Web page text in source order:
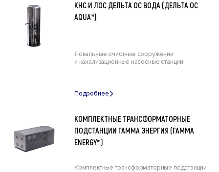
КНС И ЛОС ДЕЛЬТА ОС ВОДА (ДЕЛЬТА ОС
AQUA™)
Локальные очистные сооружении
и канализационные насосные станции
КОМПЛЕКТНЫЕ ТРАНСФОРМАТОРНЫЕ
ПОДСТАНЦИИ ГАММА ЭНЕРГИЯ (ГАММА
ENERGY™)
Комплектные трансформаторные подстанции